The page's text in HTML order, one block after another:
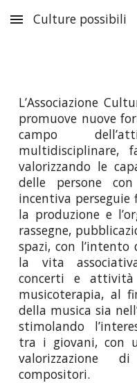
Skip to main content
Culture possibili
L’Associazione
promuove nuove
campo
multidisciplinare,
valorizzando le
delle persone con
incentiva
la produzione e
rassegne,
spazi, con l’intento
la vita
concerti e
musicoterapia, al
della musica sia
stimolando
tra i giovani, con
valorizzazione
compositori.